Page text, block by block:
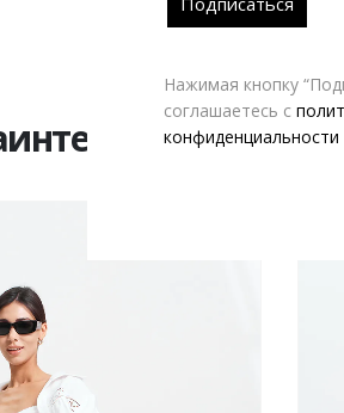
Нажимая кнопку
соглашаетесь с
конфиденциальности